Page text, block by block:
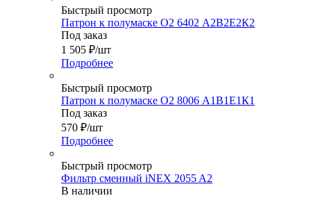
Быстрый просмотр
Патрон к полумаске О2 6402 A2В2Е2К2
Под заказ
1 505 ₽/шт
Подробнее
Быстрый просмотр
Патрон к полумаске О2 8006 A1В1Е1К1
Под заказ
570 ₽/шт
Подробнее
Быстрый просмотр
Фильтр сменный iNEX 2055 A2
В наличии